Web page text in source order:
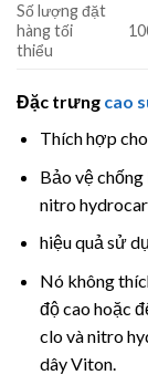
Số lượng đặt
hàng tối
thiểu
Đặc trưng cao
Thích hợp
Bảo vệ chống
nitro
hiệu quả sử
Nó không
độ cao hoặc
clo và nitro
dây Viton.